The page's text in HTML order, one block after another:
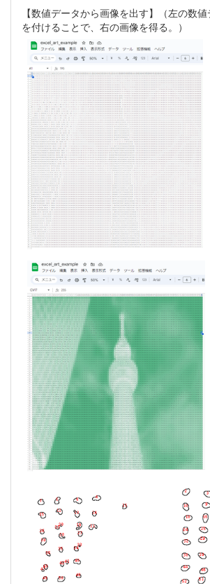
【数値データから画像を出す】（左の数
を付けることで、右の画像を得る。）